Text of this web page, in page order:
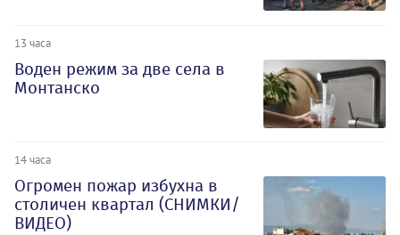
13 часа
Воден режим за две села в
Монтанско
14 часа
Огромен пожар избухна в
столичен квартал (СНИМКИ/
ВИДЕО)